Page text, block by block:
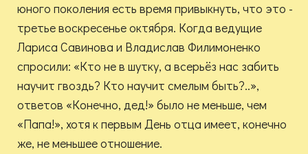
юного поколения есть время привыкнуть, что это -
третье воскресенье октября. Когда ведущие
Лариса Савинова и Владислав Филимоненко
спросили: «Кто не в шутку, а всерьёз нас забить
научит гвоздь? Кто научит смелым быть?..»,
ответов «Конечно, дед!» было не меньше, чем
«Папа!», хотя к первым День отца имеет, конечно
же, не меньшее отношение.